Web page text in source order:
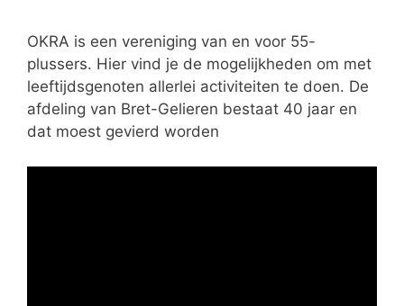
ë
n
OKRA is een vereniging van en voor 55-
plussers. Hier vind je de mogelijkheden om met
leeftijdsgenoten allerlei activiteiten te doen. De
afdeling van Bret-Gelieren bestaat 40 jaar en
dat moest gevierd worden